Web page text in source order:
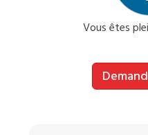
Vous êtes